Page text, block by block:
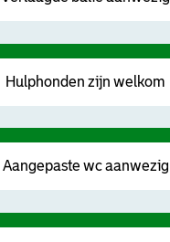
Hulphonden zijn welkom
Aangepaste wc aanwezig